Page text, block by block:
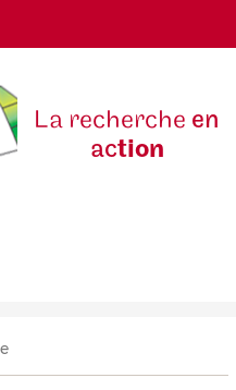
La recherche en
action